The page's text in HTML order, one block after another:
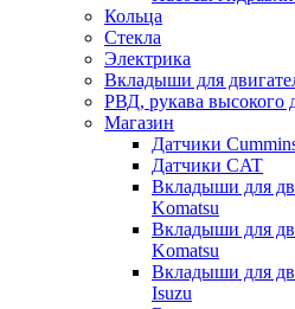
Кольца
Стекла
Электрика
Вкладыши для
РВД, рукава высокого
Магазин
Датчики
Датчики CAT
Вкладыши для
Komatsu
Вкладыши для
Komatsu
Вкладыши для
Isuzu